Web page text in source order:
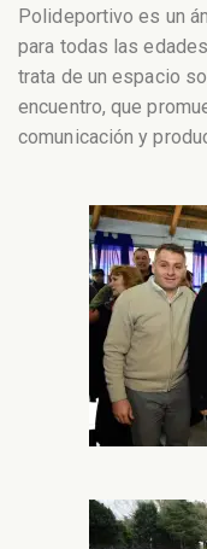
Polideportivo es un
para todas las
trata de un espacio
encuentro, que
comunicación y